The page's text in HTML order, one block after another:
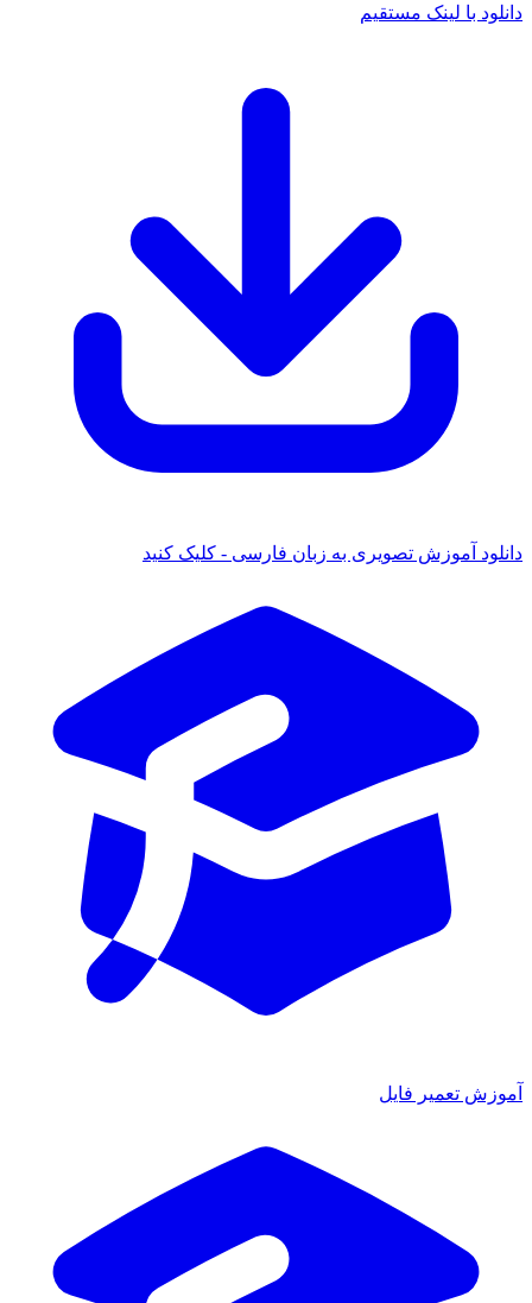
دانلود با لینک مستقیم
دانلود آموزش تصویری به زبان فارسی - کلیک کنید
آموزش تعمیر فایل